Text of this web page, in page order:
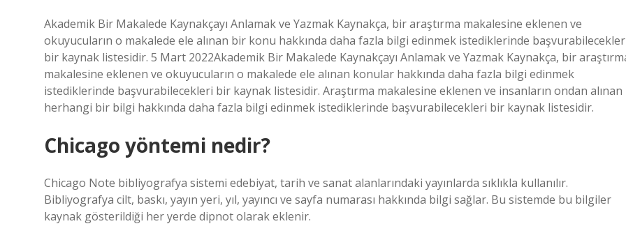
Akademik Bir Makalede Kaynakçayı Anlamak ve Yazmak Kaynakça, bir araştırma makalesine eklenen ve
okuyucuların o makalede ele alınan bir konu hakkında daha fazla bilgi edinmek istediklerinde
bir kaynak listesidir. 5 Mart 2022Akademik Bir Makalede Kaynakçayı Anlamak ve Yazmak Kaynakça, bir
makalesine eklenen ve okuyucuların o makalede ele alınan konular hakkında daha fazla bilgi edinmek
istediklerinde başvurabilecekleri bir kaynak listesidir. Araştırma makalesine eklenen ve insanların ondan alınan
herhangi bir bilgi hakkında daha fazla bilgi edinmek istediklerinde başvurabilecekleri bir kaynak listesidir.
Chicago yöntemi nedir?
Chicago Note bibliyografya sistemi edebiyat, tarih ve sanat alanlarındaki yayınlarda sıklıkla kullanılır.
Bibliyografya cilt, baskı, yayın yeri, yıl, yayıncı ve sayfa numarası hakkında bilgi sağlar. Bu sistemde bu bilgiler
kaynak gösterildiği her yerde dipnot olarak eklenir.